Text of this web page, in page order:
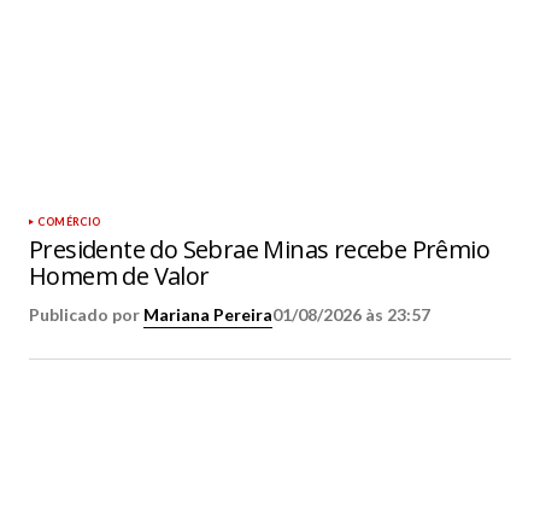
COMÉRCIO
Presidente do Sebrae Minas recebe Prêmio
Homem de Valor
Publicado por Mariana Pereira01/08/2026 às 23:57